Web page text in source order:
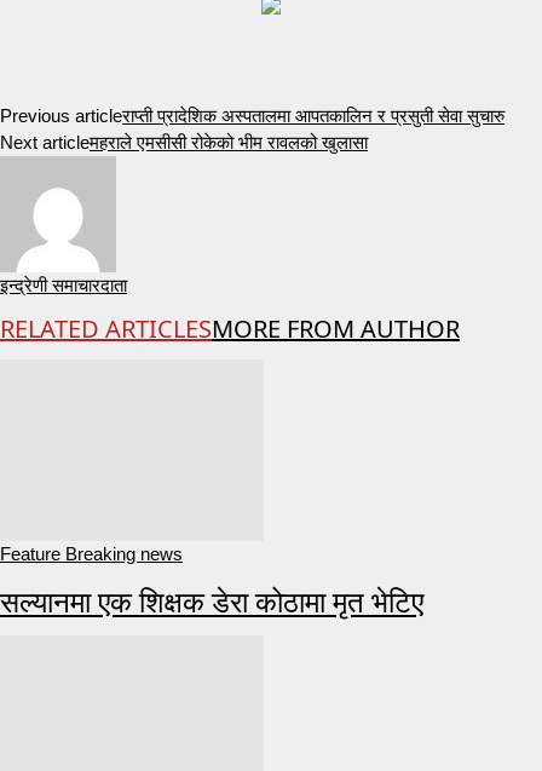
Previous articleराप्ती प्रादेशिक अस्पतालमा आपतकालिन र प्रसुती सेवा सुचारु
Next articleमहराले एमसीसी रोकेको भीम रावलको खुलासा
इन्द्रेणी समाचारदाता
RELATED ARTICLESMORE FROM AUTHOR
Feature Breaking news
सल्यानमा एक शिक्षक डेरा कोठामा मृत भेटिए